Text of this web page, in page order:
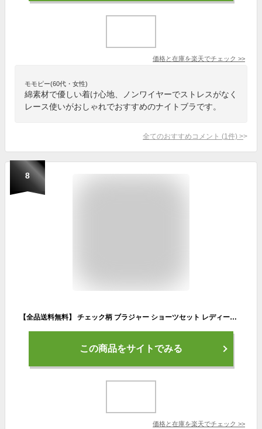
価格と在庫を楽天でチェック >>
モモピー(60代・女性)
綿素材で優しい着け心地、ノンワイヤーでストレスがなく
レース使いがおしゃれでおすすめのナイトブラです。
全てのおすすめコメント (1 件) >
8
【全品送料無料】 チェック柄 ブラジャー ショーツセット レディース 女性 下着 上下セット ギンガムチェック ノンワイヤー セクシーランジェリー リボン 盛れる インナー 美胸 ソフト ナイトブラ 盛りラクチン 人気 勝負下着韓国風
この商品をサイトでみる
価格と在庫を楽天でチェック >>